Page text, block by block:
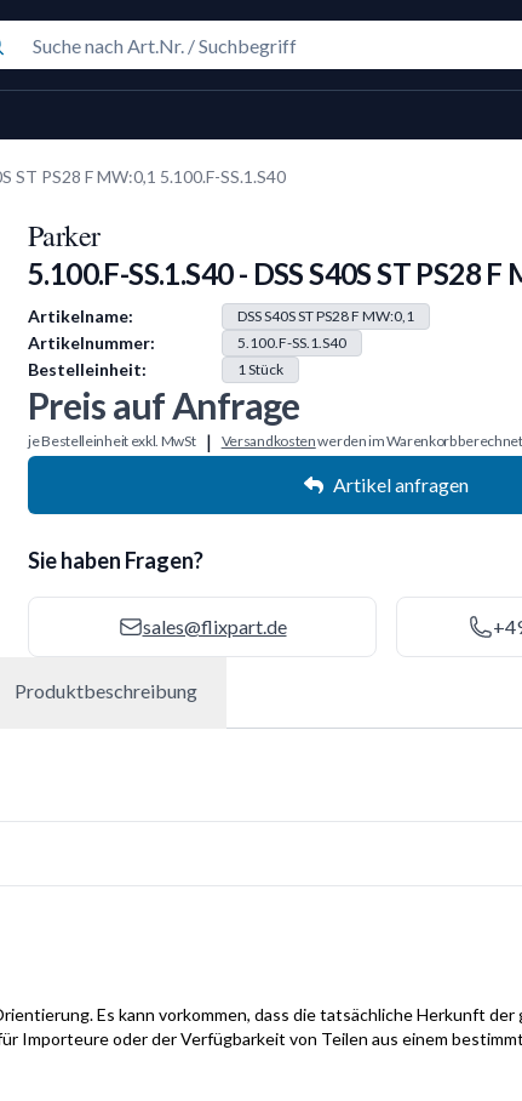
ST PS28 F MW:0,1 5.100.F-SS.1.S40
Parker
5.100.F-SS.1.S40 - DSS S40S ST PS28 F
Produkt Information
Artikelname: DSS S40S ST PS28 F MW:0,1
Artikelnummer: 5.100.F-SS.1.S40
Bestelleinheit: 1Stück
Preis auf Anfrage
je Bestelleinheit exkl. MwSt | Versandkostenwerden im Warenkorb berechnet
Artikel anfragen
Sie haben Fragen?
sales@flixpart.de
Produktbeschreibung
Es kann vorkommen, dass die tatsächliche Herkunft
Importeure oder der Verfügbarkeit von Teilen aus einem